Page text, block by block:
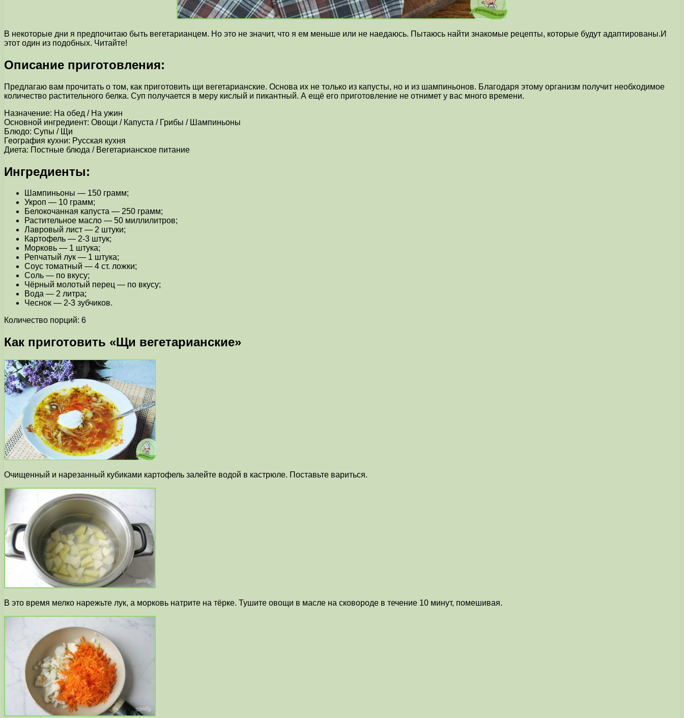
В некоторые дни я предпочитаю быть вегетарианцем. Но это не значит, что я ем меньше или не наедаюсь. Пытаюсь найти знакомые рецепты, которые будут адаптированы.И
этот один из подобных. Читайте!
Описание приготовления:
Предлагаю вам прочитать о том, как приготовить щи вегетарианские. Основа их не только из капусты, но и из шампиньонов. Благодаря этому организм получит необходимое
количество растительного белка. Суп получается в меру кислый и пикантный. А ещё его приготовление не отнимет у вас много времени.
Назначение: На обед / На ужин
Основной ингредиент: Овощи / Капуста / Грибы / Шампиньоны
Блюдо: Супы / Щи
География кухни: Русская кухня
Диета: Постные блюда / Вегетарианское питание
Ингредиенты:
Шампиньоны — 150 грамм;
Укроп — 10 грамм;
Белокочанная капуста — 250 грамм;
Растительное масло — 50 миллилитров;
Лавровый лист — 2 штуки;
Картофель — 2-3 штук;
Морковь — 1 штука;
Репчатый лук — 1 штука;
Соус томатный — 4 ст. ложки;
Соль — по вкусу;
Чёрный молотый перец — по вкусу;
Вода — 2 литра;
Чеснок — 2-3 зубчиков.
Количество порций: 6
Как приготовить «Щи вегетарианские»
Очищенный и нарезанный кубиками картофель залейте водой в кастрюле. Поставьте вариться.
В это время мелко нарежьте лук, а морковь натрите на тёрке. Тушите овощи в масле на сковороде в течение 10 минут, помешивая.